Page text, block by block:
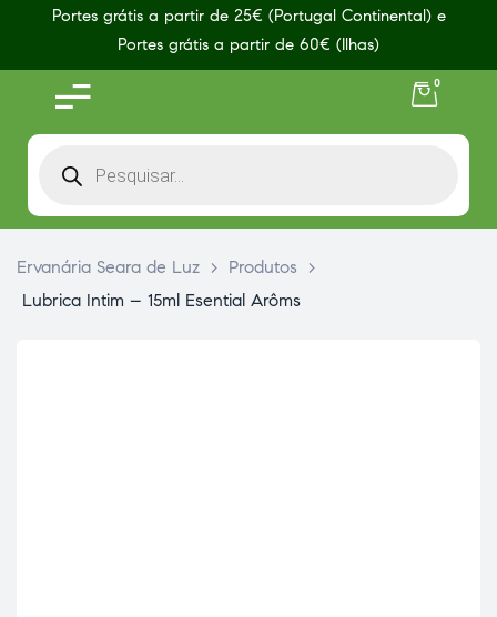
Portes grátis a partir de 25€ (Portugal Continental) e
Portes grátis a partir de 60€ (Ilhas)
0
Ervanária Seara de Luz > Produtos
>
Lubrica Intim – 15ml Esential Arôms